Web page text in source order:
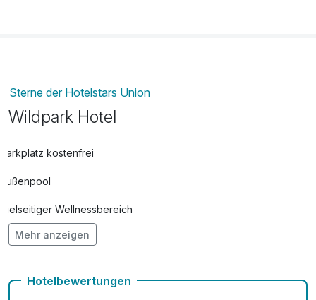
Sterne der Hotelstars Union
Wildpark Hotel
Parkplatz kostenfrei
Außenpool
Vielseitiger Wellnessbereich
Mehr anzeigen
Hotelbewertungen